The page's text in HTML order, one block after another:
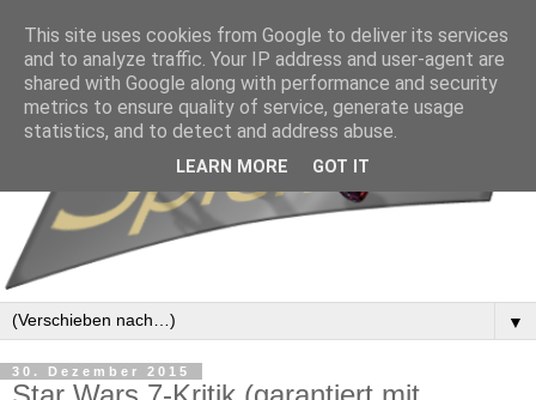
▼
30. Dezember 2015
This site uses cookies from Google to deliver its services
and to analyze traffic. Your IP address and user-agent are
shared with Google along with performance and security
metrics to ensure quality of service, generate usage
statistics, and to detect and address abuse.
LEARN MORE GOT IT